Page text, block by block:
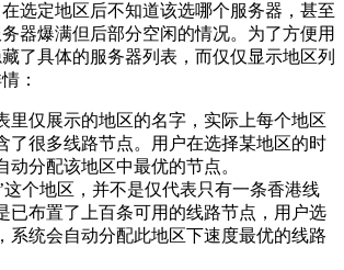
选定地区后不知道该选哪个服务器，甚至
器爆满但后部分空闲的情况。为了方便用
了具体的服务器列表，而仅仅显示地区列
：
里仅展示的地区的名字，实际上每个地区
了很多线路节点。用户在选择某地区的时
动分配该地区中最优的节点。
这个地区，并不是仅代表只有一条香港线
已布置了上百条可用的线路节点，用户选
系统会自动分配此地区下速度最优的线路